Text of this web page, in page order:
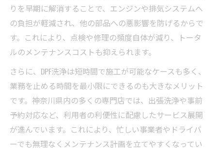
りを早期に解消することで、エンジンや排気システムへ
の負担が軽減され、他の部品への悪影響を防げるからで
す。これにより、点検や修理の頻度自体が減り、トータ
ルのメンテナンスコストも抑えられます。
さらに、DPF洗浄は短時間で施工が可能なケースも多く、
業務を止める時間を最小限にできるのも大きなメリット
です。神奈川県内の多くの専門店では、出張洗浄や事前
予約対応など、利用者の利便性に配慮したサービス展開
が進んでいます。これにより、忙しい事業者やドライバ
ーでも無理なくメンテナンス計画を立てやすくなってい